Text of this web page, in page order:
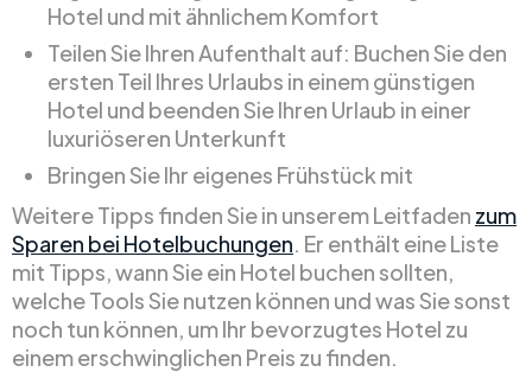
Hotel und mit ähnlichem Komfort
Teilen Sie Ihren Aufenthalt auf: Buchen Sie den
ersten Teil Ihres Urlaubs in einem günstigen
Hotel und beenden Sie Ihren Urlaub in einer
luxuriöseren Unterkunft
Bringen Sie Ihr eigenes Frühstück mit
Weitere Tipps finden Sie in unserem Leitfaden zum
Sparen bei Hotelbuchungen. Er enthält eine Liste
mit Tipps, wann Sie ein Hotel buchen sollten,
welche Tools Sie nutzen können und was Sie sonst
noch tun können, um Ihr bevorzugtes Hotel zu
einem erschwinglichen Preis zu finden.